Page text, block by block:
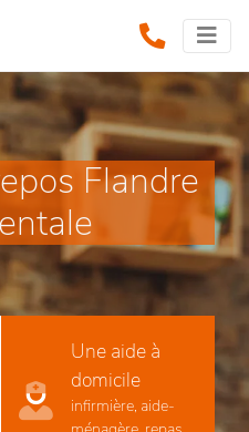
Flandre
Une aide à
domicile
infirmière, aide-